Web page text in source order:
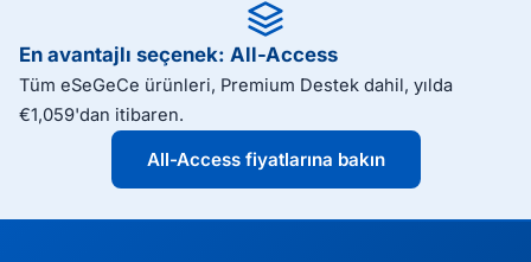
En avantajlı seçenek: All-Access
Tüm eSeGeCe ürünleri, Premium Destek dahil, yılda
€1,059'dan itibaren.
All-Access fiyatlarına bakın